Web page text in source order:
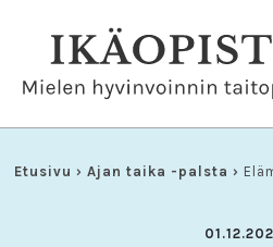
Etusivu ›Ajan taika -palsta ›